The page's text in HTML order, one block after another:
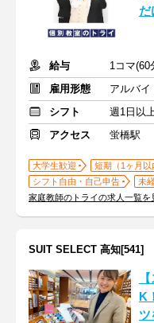
だ
給与
1コマ(60
雇用形態
アルバイ
シフト
週1日以
アクセス
蛍橋駅
大学生歓迎 短期（1ヶ月以
シフト自由・自己申告
未
家庭教師のトライの求人一覧を
SUIT SELECT 高知[541]
K
ツ